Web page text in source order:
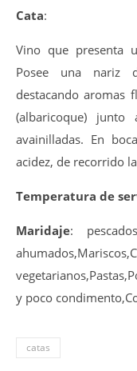
Cata:
Vino que presenta
Posee una nariz
destacando aromas
(albaricoque) junto
avainilladas. En
acidez, de recorrido
Temperatura de
Maridaje:
y poco
catas